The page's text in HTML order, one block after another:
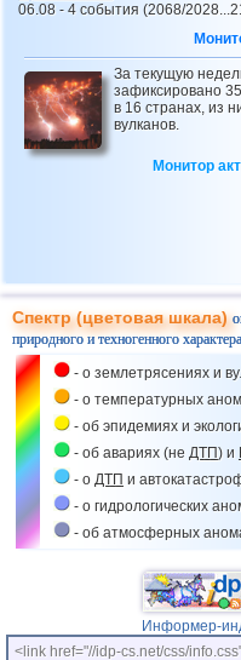
30 Эквадор
32 Бангладеш
33 Сальвадор
34 Албания
06.08 - 4 события (2068/
За текущую
зафиксировано
в 16 странах, из
вулканов.
Монитор
Спектр (цветовая шкала)
природного и техногенного характера
- о землетрясениях и
- о температурных
- об эпидемиях и
- об авариях (не ДТП) и
- о ДТП и
- о гидрологических
- об атмосферных
Информер-
<link href="//idp-cs.net/css/